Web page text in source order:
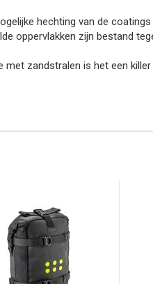
hechting van de
oppervlakken zijn bestand
zandstralen is het een